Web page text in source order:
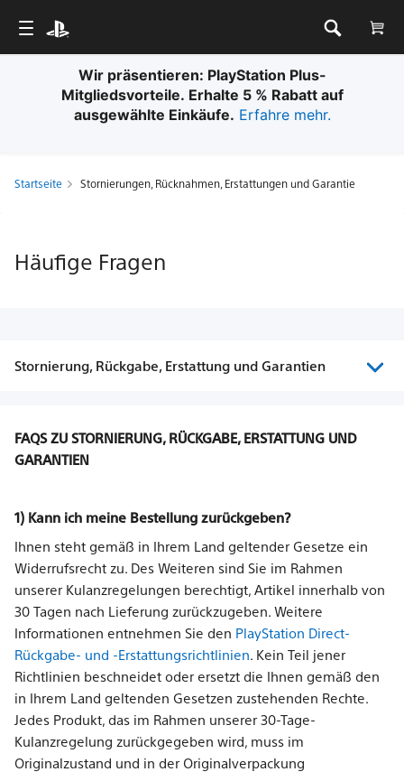
Wir präsentieren: PlayStation Plus-
Mitgliedsvorteile. Erhalte 5 % Rabatt auf
ausgewählte Einkäufe. Erfahre mehr.
Startseite Stornierungen, Rücknahmen, Erstattungen und Garantie
Häufige Fragen
Stornierung, Rückgabe, Erstattung und Garantien
FAQS ZU STORNIERUNG, RÜCKGABE, ERSTATTUNG UND
GARANTIEN
1) Kann ich meine Bestellung zurückgeben?
Ihnen steht gemäß in Ihrem Land geltender Gesetze ein
Widerrufsrecht zu. Des Weiteren sind Sie im Rahmen
unserer Kulanzregelungen berechtigt, Artikel innerhalb von
30 Tagen nach Lieferung zurückzugeben. Weitere
Informationen entnehmen Sie den PlayStation Direct-
Rückgabe- und -Erstattungsrichtlinien. Kein Teil jener
Richtlinien beschneidet oder ersetzt die Ihnen gemäß den
in Ihrem Land geltenden Gesetzen zustehenden Rechte.
Jedes Produkt, das im Rahmen unserer 30-Tage-
Kulanzregelung zurückgegeben wird, muss im
Originalzustand und in der Originalverpackung